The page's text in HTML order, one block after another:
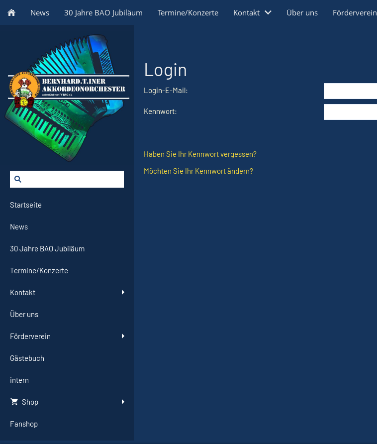
News 30 Jahre BAO Jubiläum Termine/Konzerte Kontakt Über uns Förderverein
Startseite
News
30 Jahre BAO Jubiläum
Termine/Konzerte
Kontakt
Über uns
Förderverein
Gästebuch
intern
Shop
Fanshop
Login
Login-E-Mail:
Kennwort:
Haben Sie Ihr Kennwort vergessen?
Möchten Sie Ihr Kennwort ändern?